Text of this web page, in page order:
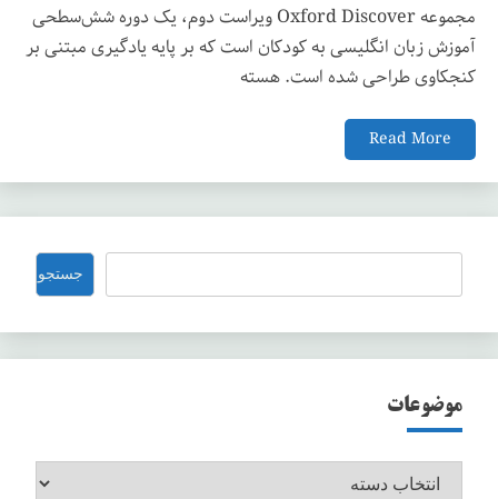
مجموعه Oxford Discover ویراست دوم، یک دوره شش‌سطحی
آموزش زبان انگلیسی به کودکان است که بر پایه یادگیری مبتنی بر
کنجکاوی طراحی شده است. هسته
Read More
جستجو جستجو
موضوعات
موضوعات